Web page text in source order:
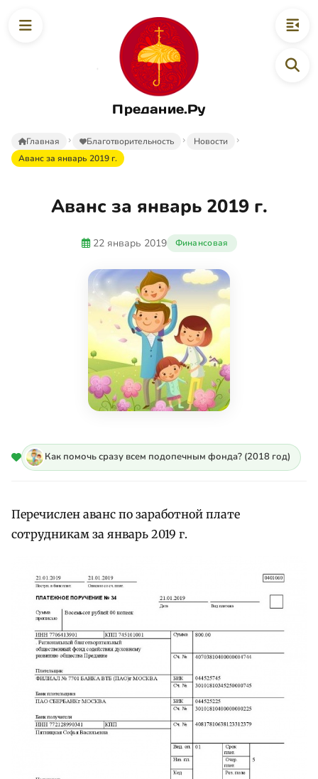
Предание.Ру
Главная Благотворительность
Новости
Аванс за январь 2019 г.
Аванс за январь 2019 г.
22 январь 2019 Финансовая
Как помочь сразу всем подопечным фонда? (2018 год)
Перечислен аванс по заработной плате
сотрудникам за январь 2019 г.